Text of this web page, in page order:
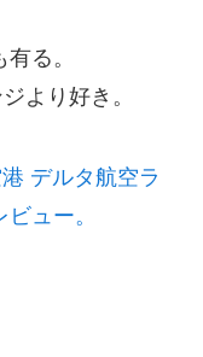
る。
より好き。
デルタ航空ラ
ュー。